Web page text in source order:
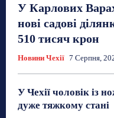
У Карлових
нові садові
510 тисяч крон
Новини Чехії 7 Серпня,
У Чехії чоловік із
дуже тяжкому стані